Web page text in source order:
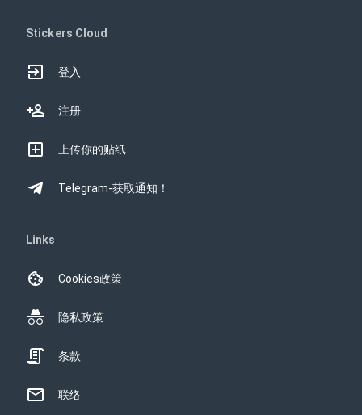
Stickers Cloud
登入
注册
上传你的贴纸
Telegram-获取通知！
Links
Cookies政策
隐私政策
条款
联络